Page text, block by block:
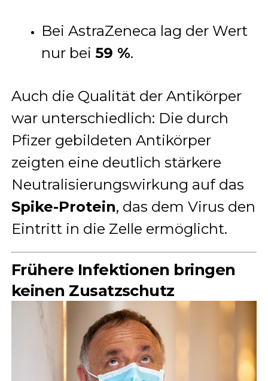
Bei AstraZeneca lag der Wert
nur bei 59 %.
Auch die Qualität der Antikörper
war unterschiedlich: Die durch
Pfizer gebildeten Antikörper
zeigten eine deutlich stärkere
Neutralisierungswirkung auf das
Spike-Protein, das dem Virus den
Eintritt in die Zelle ermöglicht.
Frühere Infektionen bringen
keinen Zusatzschutz